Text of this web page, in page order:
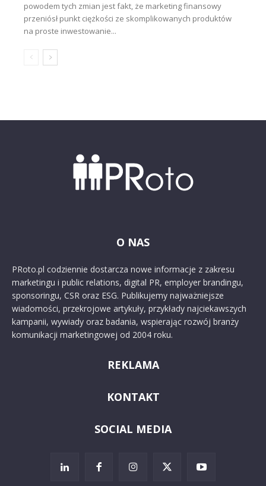
powodem tych zmian jest fakt, że marketing finansowy
przeniósł punkt ciężkości ze skomplikowanych produktów
na proste inwestowanie...
O NAS
PRoto.pl codziennie dostarcza nowe informacje z zakresu
marketingu i public relations, digital PR, employer brandingu,
sponsoringu, CSR oraz ESG. Publikujemy najważniejsze
wiadomości, przekrojowe artykuły, przykłady najciekawszych
kampanii, wywiady oraz badania, wspierając rozwój branży
komunikacji marketingowej od 2004 roku.
REKLAMA
KONTAKT
SOCIAL MEDIA